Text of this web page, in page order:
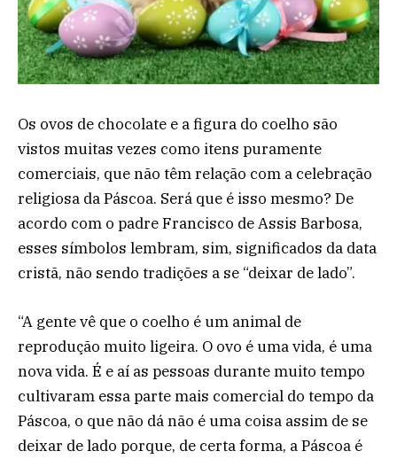
Os ovos de chocolate e a figura do coelho são
vistos muitas vezes como itens puramente
comerciais, que não têm relação com a celebração
religiosa da Páscoa. Será que é isso mesmo? De
acordo com o padre Francisco de Assis Barbosa,
esses símbolos lembram, sim, significados da data
cristã, não sendo tradições a se “deixar de lado”.
“A gente vê que o coelho é um animal de
reprodução muito ligeira. O ovo é uma vida, é uma
nova vida. É e aí as pessoas durante muito tempo
cultivaram essa parte mais comercial do tempo da
Páscoa, o que não dá não é uma coisa assim de se
deixar de lado porque, de certa forma, a Páscoa é